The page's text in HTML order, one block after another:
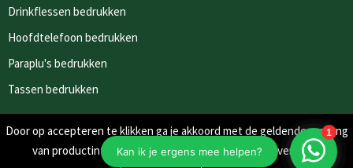
Drinkflessen bedrukken
Hoofdtelefoon bedrukken
Paraplu's bedrukken
Tassen bedrukken
Nieuwsbrieven
Door op accepteren te klikken ga je akkoord met de geldende omgang
van productinformatie zoals op de website wordt vermeld.